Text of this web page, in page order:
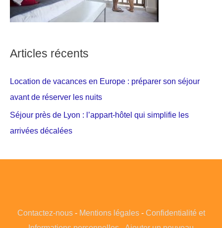
Articles récents
Location de vacances en Europe : préparer son séjour
avant de réserver les nuits
Séjour près de Lyon : l’appart-hôtel qui simplifie les
arrivées décalées
Contactez-nous- Mentions légales- Confidentialité et